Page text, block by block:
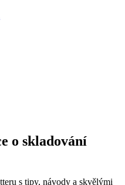
o skladování
s tipy, návody a skvělými